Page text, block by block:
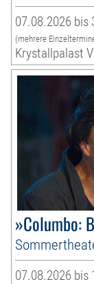
07.08.2026 bis
(mehrere
Krystallpalast
»Columbo:
07.08.2026 bis